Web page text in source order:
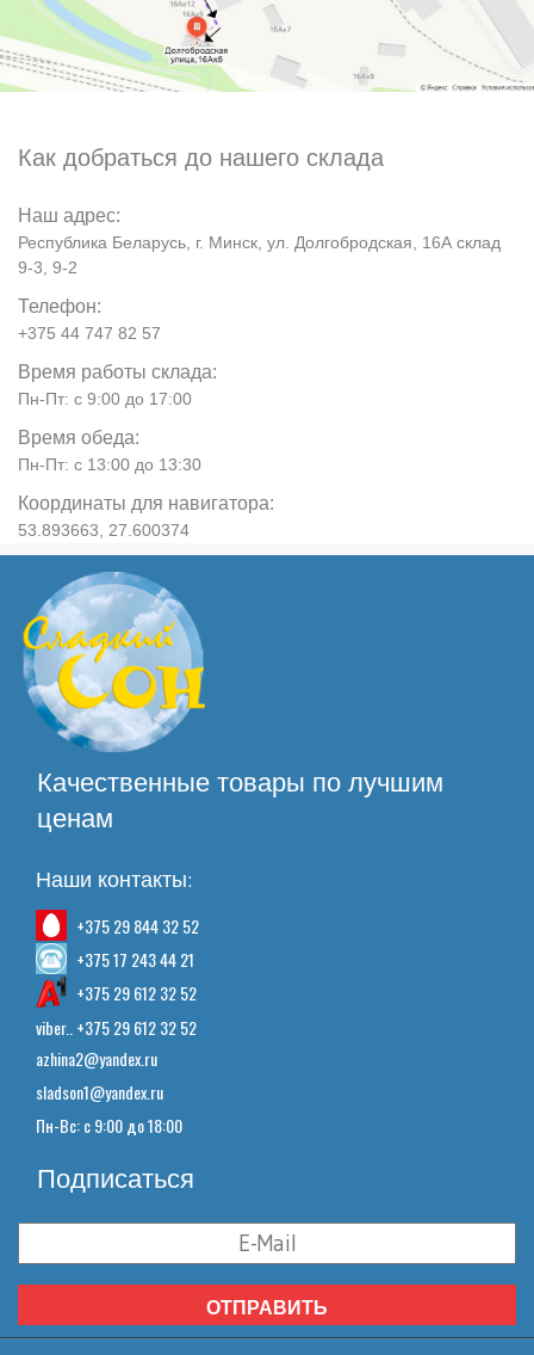
Как добраться до нашего склада
Наш адрес:
Республика Беларусь, г. Минск, ул. Долгобродская, 16А склад
9-3, 9-2
Телефон:
+375 44 747 82 57
Время работы склада:
Пн-Пт: с 9:00 до 17:00
Время обеда:
Пн-Пт: с 13:00 до 13:30
Координаты для навигатора:
53.893663, 27.600374
Качественные товары по лучшим
ценам
Наши контакты:
+375 29 844 32 52
+375 17 243 44 21
+375 29 612 32 52
viber.. +375 29 612 32 52
azhina2@yandex.ru
sladson1@yandex.ru
Пн-Вс: с 9:00 до 18:00
Подписаться
ОТПРАВИТЬ